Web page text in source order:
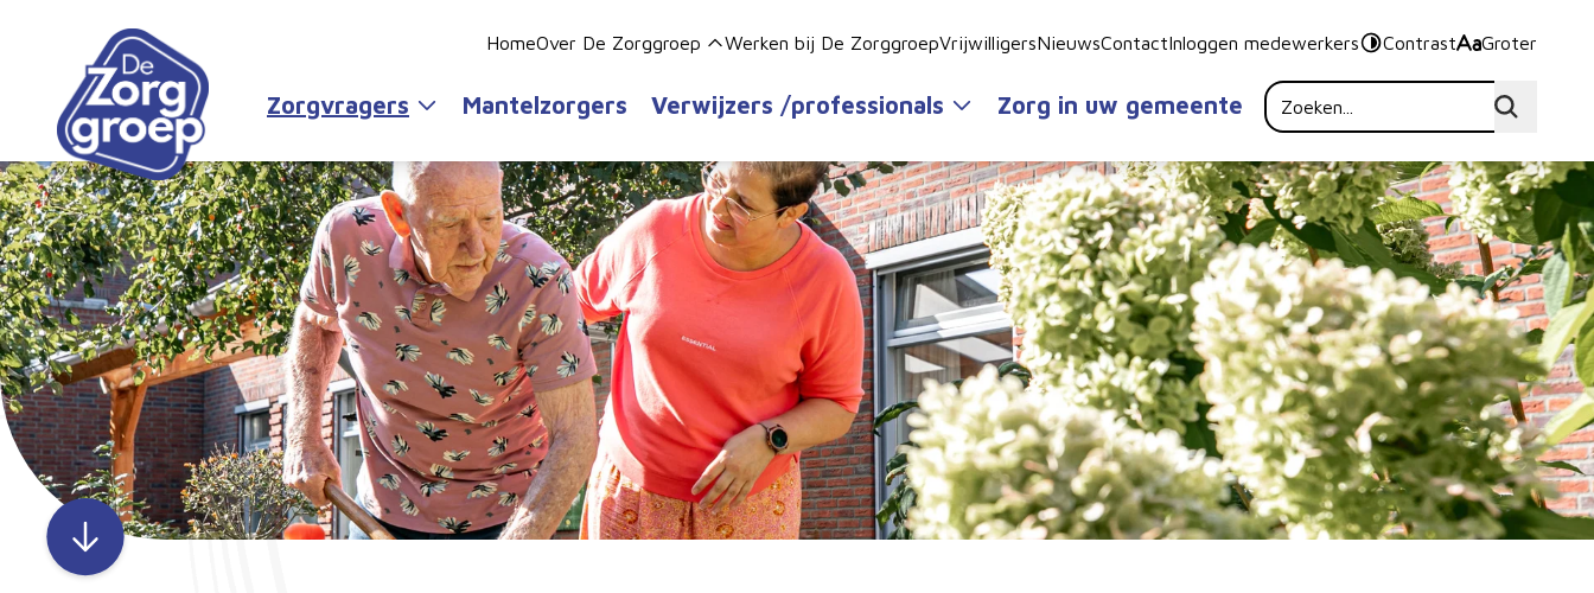
HomeOver De Zorggroep Werken bij De ZorggroepVrijwilligersNieuwsContactInloggen medewerkers Contrast Groter
Zorgvragers Mantelzorgers Verwijzers /professionals Zorg in uw gemeente